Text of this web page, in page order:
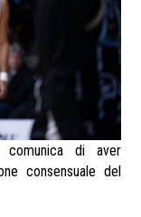
comunica di aver
consensuale del